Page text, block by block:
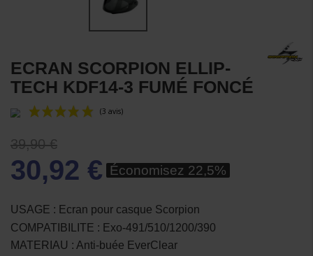
ECRAN SCORPION ELLIP-
TECH KDF14-3 FUMÉ FONCÉ
(3 avis)
39,90 €
30,92 € Économisez 22,5%
USAGE : Ecran pour casque Scorpion
COMPATIBILITE : Exo-491/510/1200/390
MATERIAU : Anti-buée EverClear